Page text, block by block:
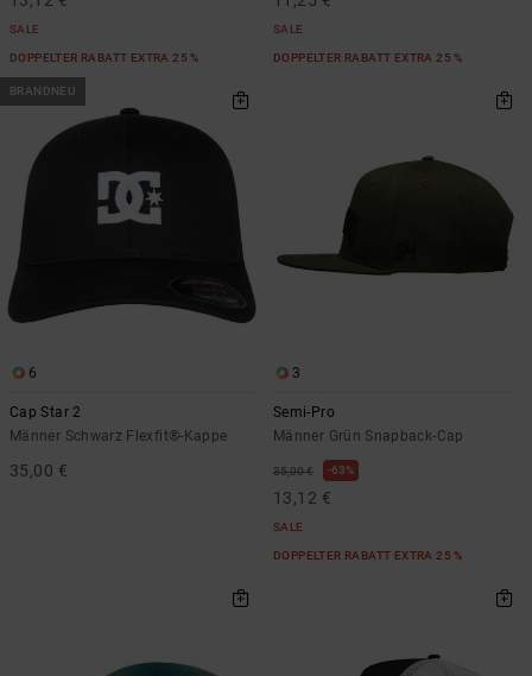
SALE
DOPPELTER RABATT EXTRA 25 %
SALE
DOPPELTER RABATT EXTRA 25 %
BRANDNEU
6
Cap Star 2
Männer Schwarz Flexfit®-Kappe
35,00 €
3
Semi-Pro
Männer Grün Snapback-Cap
35,00 € 63%
13,12 €
SALE
DOPPELTER RABATT EXTRA 25 %